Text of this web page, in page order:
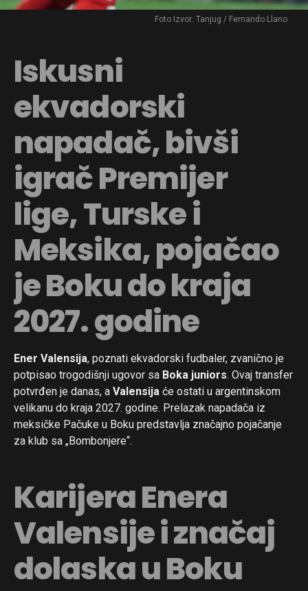
Foto Izvor: Tanjug / Fernando Llano
Iskusni
ekvadorski
napadač, bivši
igrač Premijer
lige, Turske i
Meksika, pojačao
je Boku do kraja
2027. godine
Ener Valensija, poznati ekvadorski fudbaler, zvanično je
potpisao trogodišnji ugovor sa Boka juniors. Ovaj transfer
potvrđen je danas, a Valensija će ostati u argentinskom
velikanu do kraja 2027. godine. Prelazak napadača iz
meksičke Pačuke u Boku predstavlja značajno pojačanje
za klub sa „Bombonjere“.
Karijera Enera
Valensije i značaj
dolaska u Boku